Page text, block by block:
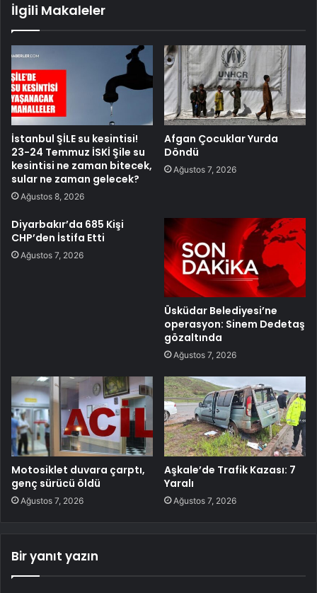
İlgili Makaleler
İstanbul ŞİLE su kesintisi!
23-24 Temmuz İSKİ Şile su
kesintisi ne zaman bitecek,
sular ne zaman gelecek?
Ağustos 8, 2026
Afgan Çocuklar Yurda
Döndü
Ağustos 7, 2026
Diyarbakır’da 685 Kişi
CHP’den İstifa Etti
Ağustos 7, 2026
Üsküdar Belediyesi’ne
operasyon: Sinem Dedetaş
gözaltında
Ağustos 7, 2026
Motosiklet duvara çarptı,
genç sürücü öldü
Ağustos 7, 2026
Aşkale’de Trafik Kazası: 7
Yaralı
Ağustos 7, 2026
Bir yanıt yazın